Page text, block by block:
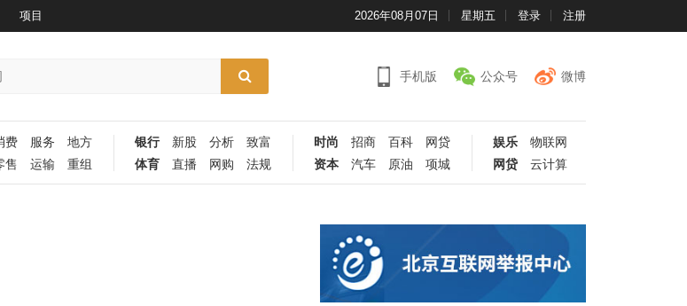
项目 2026年08月07日 星期五 登录 注册
手机版 公众号 微博
费 服务
地方
售 运输 重组
银行 新股 分析
致富
体育
直播 网购 法规
时尚 招商 百科
网贷
资本
汽车 原油 项城
娱乐
物联网
网贷
云计算